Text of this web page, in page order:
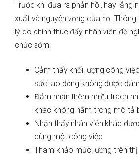
Trước khi đưa ra phản hồi, hãy lắng
xuất và nguyện vọng của họ.
lý do chính thúc đẩy nhân viên đề
chức sớm:
Cảm thấy khối lượng công
sức lao động không được
Đảm nhận thêm nhiều trách
khác không nằm trong mô tả
Nhận thấy nhân viên khác
cùng một công việc
Tham khảo mức lương trên